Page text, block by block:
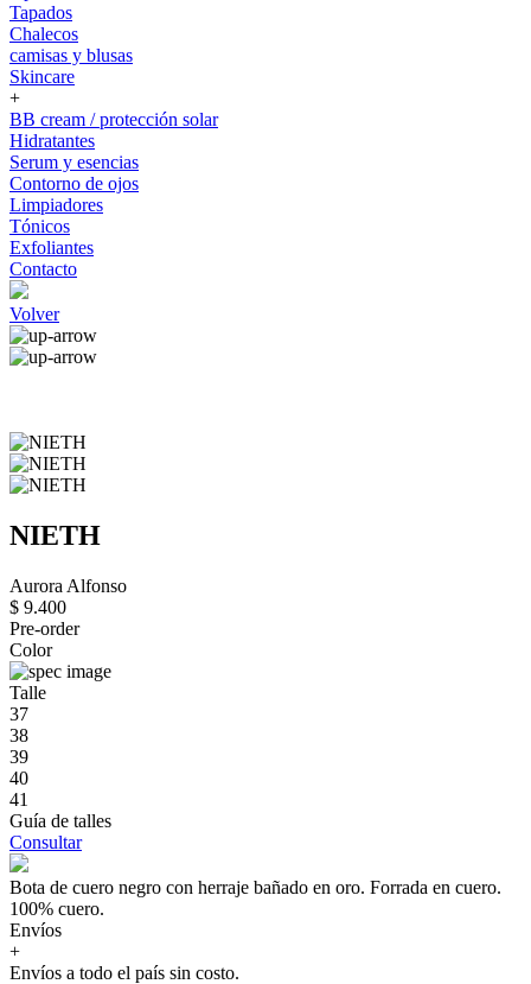
Tapados
Chalecos
camisas y blusas
Skincare
+
BB cream / protección solar
Hidratantes
Serum y esencias
Contorno de ojos
Limpiadores
Tónicos
Exfoliantes
Contacto
Volver
NIETH
Aurora Alfonso
$ 9.400
Pre-order
Color
Talle
37
38
39
40
41
Guía de talles
Consultar
Bota de cuero negro con herraje bañado en oro. Forrada en cuero.
100% cuero.
Envíos
+
Envíos a todo el país sin costo.